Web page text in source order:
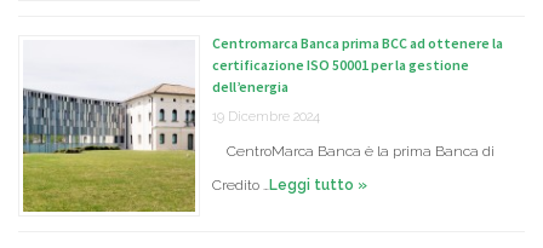
Centromarca Banca prima BCC ad ottenere la
certificazione ISO 50001 per la gestione
dell’energia
19 Dicembre 2024
CentroMarca Banca è la prima Banca di
Credito …Leggi tutto »